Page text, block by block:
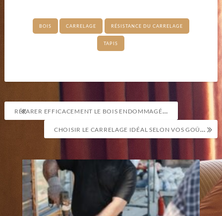
BOIS CARRELAGE RÉSISTANCE DU CARRELAGE
TAPIS
Navigation
de
l’article
RÉPARER EFFICACEMENT LE BOIS ENDOMMAGÉ SUR VOS MEUBLES
CHOISIR LE CARRELAGE IDÉAL SELON VOS GOÛTS ESTHÉTIQUES : NOS CONSEILS